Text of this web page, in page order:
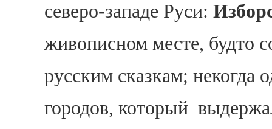
северо-западе Руси:
живописном месте, будто
русским сказкам; некогда
городов, который